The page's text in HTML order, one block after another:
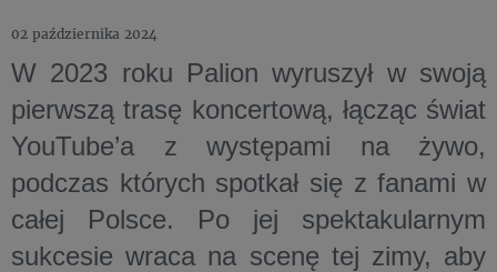
02 października 2024
W 2023 roku Palion wyruszył w swoją
pierwszą trasę koncertową, łącząc świat
YouTube’a z występami na żywo,
podczas których spotkał się z fanami w
całej Polsce. Po jej spektakularnym
sukcesie wraca na scenę tej zimy, aby